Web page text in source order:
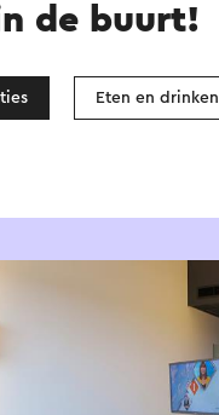
de buurt!
Eten en drinken